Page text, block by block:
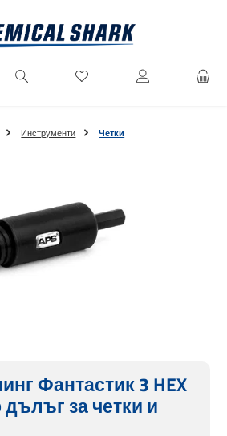
Имате 0 артикули от
Инструменти Четки
Фантастик 3 HEX
за четки и